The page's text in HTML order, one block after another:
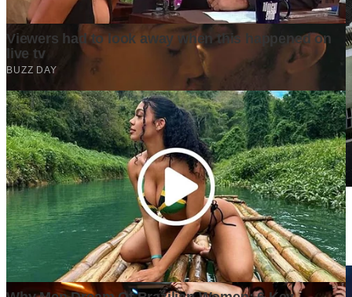
Di Balik Kenaikan Harga Tanah, Apa yang Sebenarnya
Mendorong Nilainya Terus Melambung?
5 days ago